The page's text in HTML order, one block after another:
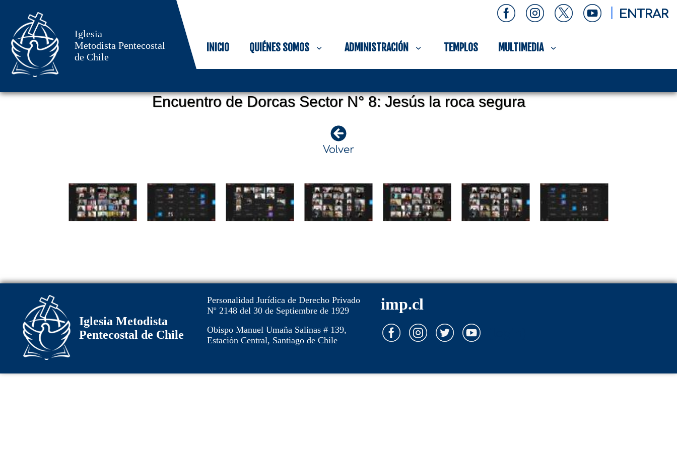
Iglesia
Metodista Pentecostal
de Chile
ENTRAR
INICIO QUIÉNES SOMOS ADMINISTRACIÓN TEMPLOS MULTIMEDIA
Encuentro de Dorcas Sector N° 8: Jesús la roca segura
Volver
Iglesia Metodista
Pentecostal de Chile
Personalidad Jurídica de Derecho Privado
Nº 2148 del 30 de Septiembre de 1929
Obispo Manuel Umaña Salinas # 139,
Estación Central, Santiago de Chile
imp.cl